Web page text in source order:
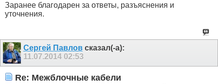
Заранее благодарен за ответы, разъяснения и
уточнения.
Сергей Павловсказал(-а):
11.07.2014 02:53
Re: Межблочные кабели